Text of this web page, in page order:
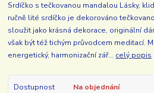
Srdíčko s tečkovanou mandalou Lásky,
ručně lité srdíčko je dekorováno
sloužit jako krásná dekorace, originální
však být též tichým průvodcem meditací.
energetický, harmonizační zář... celý popis
Dostupnost Na objednání